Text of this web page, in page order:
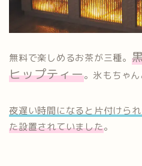
無料で楽しめるお茶が三種。
ヒップティー。氷もちゃん
夜遅い時間になると片付けら
た設置されていました。